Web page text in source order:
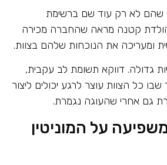
שהם לא רק עוד שם ברשימת
הולדת קטנה מראה שהחברה מכירה
ומעריכה את הנוכחות שלהם בצוות.
גדולה. דווקא תשומת לב עקבית,
כל הצוות עוצר לרגע יכולים ליצור
גם אחרי שהעוגה נגמרת.
על המוניטין